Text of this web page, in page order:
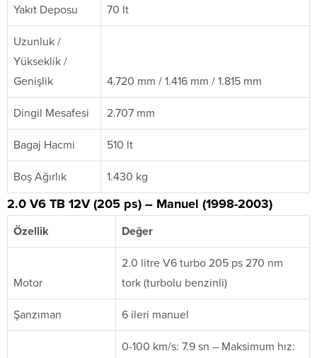
Yakıt Deposu 70 lt
Uzunluk /
Yükseklik /
Genişlik
4.720 mm / 1.416 mm / 1.815 mm
Dingil Mesafesi 2.707 mm
Bagaj Hacmi 510 lt
Boş Ağırlık 1.430 kg
2.0 V6 TB 12V (205 ps) – Manuel (1998-2003)
Özellik Değer
Motor
2.0 litre V6 turbo 205 ps 270 nm
tork (turbolu benzinli)
Şanzıman 6 ileri manuel
0-100 km/s: 7.9 sn – Maksimum hız: